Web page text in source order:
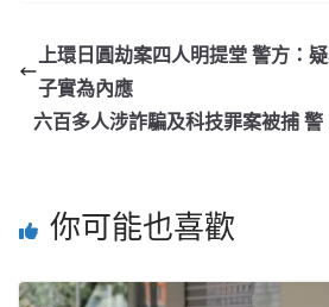
上環日圓劫案四人明提堂 警方：
子實為內應
六百多人涉詐騙及科技罪案被捕
你可能也喜歡